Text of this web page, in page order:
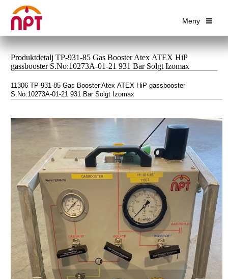
Meny
Produktdetalj TP-931-85 Gas Booster Atex ATEX HiP
gassbooster S.No:10273A-01-21 931 Bar Solgt Izomax
11306 TP-931-85 Gas Booster Atex ATEX HiP gassbooster
S.No:10273A-01-21 931 Bar Solgt Izomax